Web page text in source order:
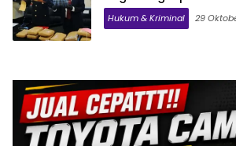
Hukum & Kriminal 29